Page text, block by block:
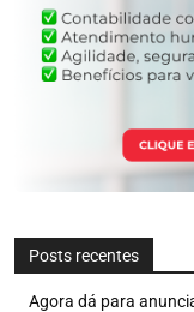
Posts recentes
Agora dá para